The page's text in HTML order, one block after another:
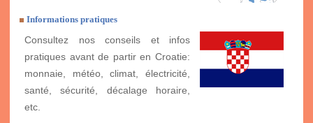
Informations pratiques
Consultez nos conseils et infos
pratiques avant de partir en Croatie:
monnaie, météo, climat, électricité,
santé, sécurité, décalage horaire,
etc.